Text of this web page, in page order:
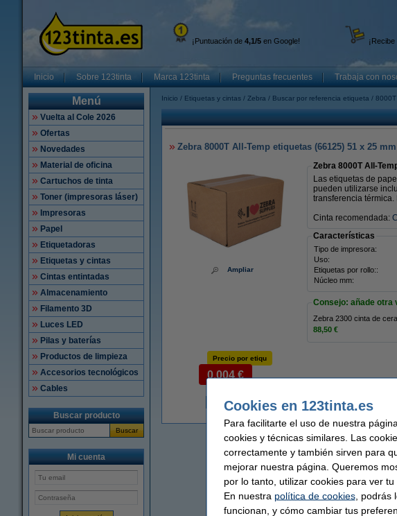
¡Puntuación de 4,1/5 en Google! ¡Recibe
Inicio Sobre 123tinta Marca 123tinta Preguntas frecuentes Trabaja con
Menú
Vuelta al Cole 2026
Ofertas
Novedades
Material de oficina
Cartuchos de tinta
Toner (impresoras láser)
Impresoras
Papel
Etiquetadoras
Etiquetas y cintas
Cintas entintadas
Almacenamiento
Filamento 3D
Luces LED
Pilas y baterías
Productos de limpieza
Accesorios tecnológicos
Cables
Buscar producto
Buscar
Mi cuenta
Inicio Etiquetas y cintas Zebra Buscar por referencia etiqueta 8000T
Zebra 8000T All-Temp etiquetas (66125) 51 x 25
Ampliar
Zebra 8000T All-
Las etiquetas de
pueden utilizarse
transferencia
Cinta recomendada:
Características
Tipo de impresora:
Uso:
Etiquetas por rollo::
Núcleo mm:
Consejo: añade otra
Zebra 2300 cinta de
88,50 €
Precio por etiqu
0,004 €
202,50 €
167,36 € Excl. 21% IVA
Cookies en 123tinta.es
Para facilitarte el uso de nuestra
cookies y técnicas similares. Las
correctamente y también sirven para
mejorar nuestra página. Queremos
por lo tanto, utilizar cookies para ver
En nuestra política de cookies, podrás
funcionan, y cómo cambiar tus